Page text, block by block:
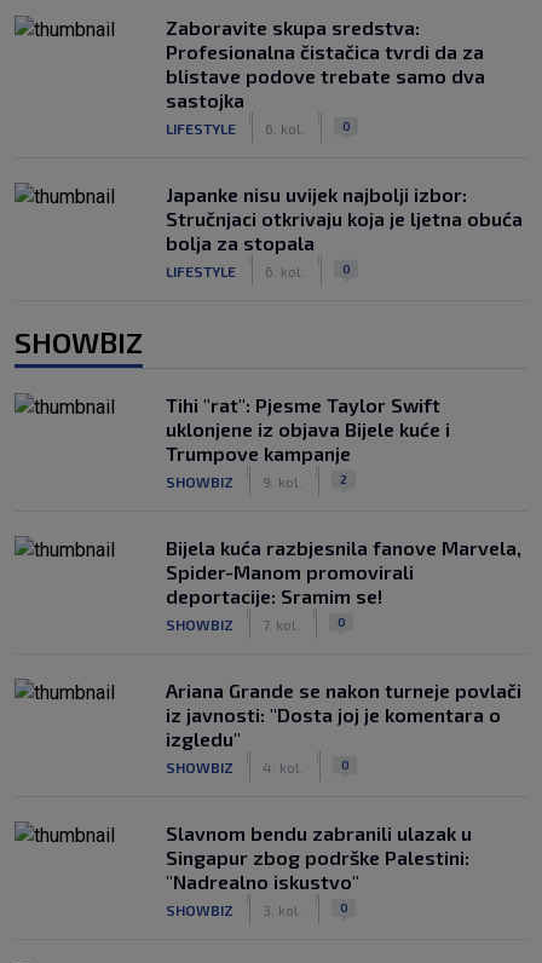
Zaboravite skupa sredstva:
Profesionalna čistačica tvrdi da za
blistave podove trebate samo dva
sastojka
LIFESTYLE 6. kol. 0
Japanke nisu uvijek najbolji izbor:
Stručnjaci otkrivaju koja je ljetna obuća
bolja za stopala
LIFESTYLE 6. kol. 0
SHOWBIZ
Tihi "rat": Pjesme Taylor Swift
uklonjene iz objava Bijele kuće i
Trumpove kampanje
SHOWBIZ 9. kol. 2
Bijela kuća razbjesnila fanove Marvela,
Spider-Manom promovirali
deportacije: Sramim se!
SHOWBIZ 7. kol. 0
Ariana Grande se nakon turneje povlači
iz javnosti: "Dosta joj je komentara o
izgledu"
SHOWBIZ 4. kol. 0
Slavnom bendu zabranili ulazak u
Singapur zbog podrške Palestini:
"Nadrealno iskustvo"
SHOWBIZ 3. kol. 0